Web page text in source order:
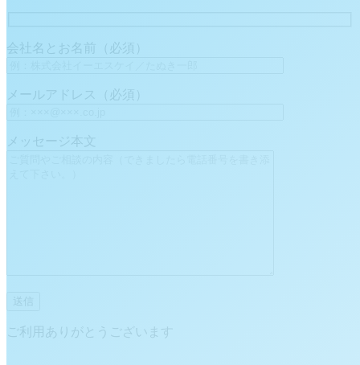
会社名とお名前（必須）
メールアドレス（必須）
メッセージ本文
ご利用ありがとうございます